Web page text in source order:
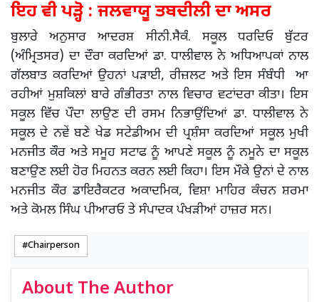
ਇਹ ਵੀ ਪੜ੍ਹੋ : ਜਲਵਾਯੂ ਤਬਦੀਲੀ ਦਾ ਅਸਰ
ਬੁਲਾਰੇ ਅਨੁਸਾਰ ਆਦਰਸ਼ ਸੀਨੀ.ਸੈਕੰ. ਸਕੂਲ ਧਰਦਿਓ ਬੁੱਟਰ
(ਅੰਮ੍ਰਿਤਸਰ) ਦਾ ਦੌਰਾ ਕਰਦਿਆਂ ਡਾ. ਧਾਲੀਵਾਲ ਨੇ ਅਧਿਆਪਕਾਂ ਨਾਲ
ਗੱਲਬਾਤ ਕਰਦਿਆਂ ਉਹਨਾਂ ਪੜਾਈ, ਰੀਜ਼ਲਟ ਅਤੇ ਇਸ ਸੰਬੰਧੀ ਆ
ਰਹੀਆਂ ਮੁਸ਼ਕਿਲਾਂ ਬਾਰੇ ਗੰਭੀਰਤਾ ਨਾਲ ਵਿਚਾਰ ਵਟਾਂਦਰਾ ਕੀਤਾ। ਇਸ
ਸਕੂਲ ਵਿੱਚ ਪੌਦਾ ਲਾਉਣ ਦੀ ਰਸਮ ਨਿਭਾਉਂਦਿਆਂ ਡਾ. ਧਾਲੀਵਾਲ ਨੇ
ਸਕੂਲ ਦੇ ਨਵੇਂ ਬਣੇ ਖੇਡ ਸਟੇਡੀਅਮ ਦੀ ਪ੍ਰਸ਼ੰਸਾ ਕਰਦਿਆਂ ਸਕੂਲ ਮੁਖੀ
ਮਨਜੀਤ ਕੌਰ ਅਤੇ ਸਮੂਹ ਸਟਾਫ ਨੂੰ ਆਪਣੇ ਸਕੂਲ ਨੂੰ ਨਮੂਨੇ ਦਾ ਸਕੂਲ
ਬਣਾਉਣ ਲਈ ਹੋਰ ਮਿਹਨਤ ਕਰਨ ਲਈ ਕਿਹਾ। ਇਸ ਮੌਕੇ ਉਨਾਂ ਦੇ ਨਾਲ
ਮਨਜੀਤ ਕੌਰ ਡਾਇਰੈਕਟਰ ਅਕਾਦਮਿਕ, ਵਿਸ਼ਾ ਮਾਹਿਰ ਕੰਚਨ ਸ਼ਰਮਾ
ਅਤੇ ਕੋਮਲ ਸਿੰਘ ਪੀਆਰਓ ਤੇ ਸੰਪਾਦਕ ਪੰਖੜੀਆਂ ਹਾਜ਼ਰ ਸਨ।
Chairperson
About The Author